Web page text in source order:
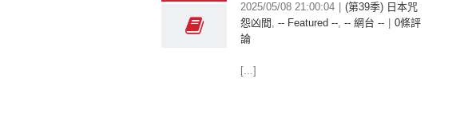
2025/05/08 21:00:04
(第39季) 日本咒
怨凶間 , -- Featured --, -- 網台 --
0條評
論
[...]